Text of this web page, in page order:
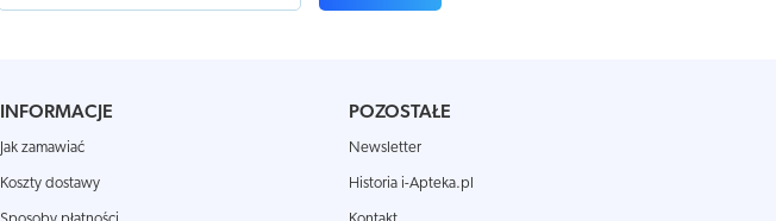
INFORMACJE
Jak zamawiać
Koszty dostawy
POZOSTAŁE
Newsletter
Historia i-Apteka.pl